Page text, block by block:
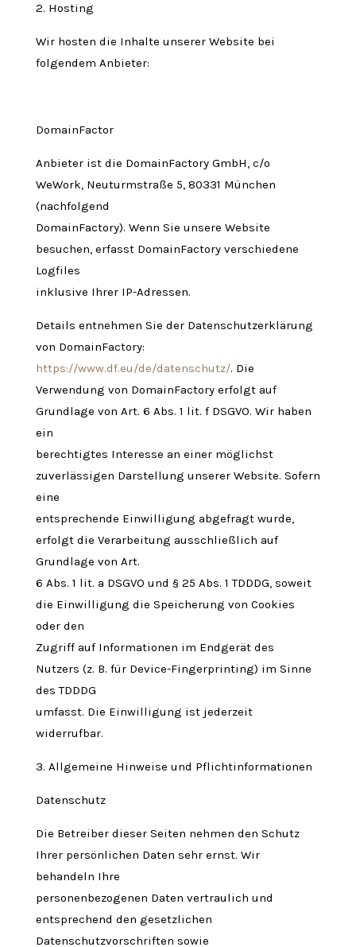
2. Hosting
Wir hosten die Inhalte unserer Website bei
folgendem Anbieter:
DomainFactor
Anbieter ist die DomainFactory GmbH, c/o
WeWork, Neuturmstraße 5, 80331 München
(nachfolgend
DomainFactory). Wenn Sie unsere Website
besuchen, erfasst DomainFactory verschiedene
Logfiles
inklusive Ihrer IP-Adressen.
Details entnehmen Sie der Datenschutzerklärung
von DomainFactory:
https://www.df.eu/de/datenschutz/. Die
Verwendung von DomainFactory erfolgt auf
Grundlage von Art. 6 Abs. 1 lit. f DSGVO. Wir haben
ein
berechtigtes Interesse an einer möglichst
zuverlässigen Darstellung unserer Website. Sofern
eine
entsprechende Einwilligung abgefragt wurde,
erfolgt die Verarbeitung ausschließlich auf
Grundlage von Art.
6 Abs. 1 lit. a DSGVO und § 25 Abs. 1 TDDDG, soweit
die Einwilligung die Speicherung von Cookies
oder den
Zugriff auf Informationen im Endgerät des
Nutzers (z. B. für Device-Fingerprinting) im Sinne
des TDDDG
umfasst. Die Einwilligung ist jederzeit
widerrufbar.
3. Allgemeine Hinweise und Pflichtinformationen
Datenschutz
Die Betreiber dieser Seiten nehmen den Schutz
Ihrer persönlichen Daten sehr ernst. Wir
behandeln Ihre
personenbezogenen Daten vertraulich und
entsprechend den gesetzlichen
Datenschutzvorschriften sowie